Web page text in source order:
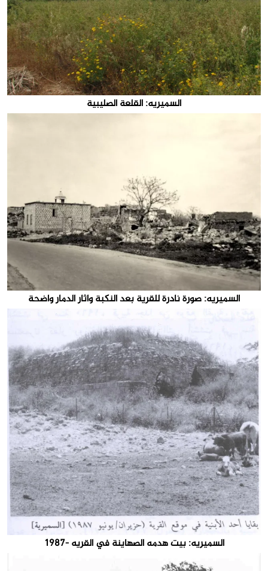
السميريه: القلعة الصليبية
السميريه: صورة نادرة للقرية بعد النكبة واثار الدمار واضحة
السميريه: بيت هدمه الصهاينة في القريه -1987